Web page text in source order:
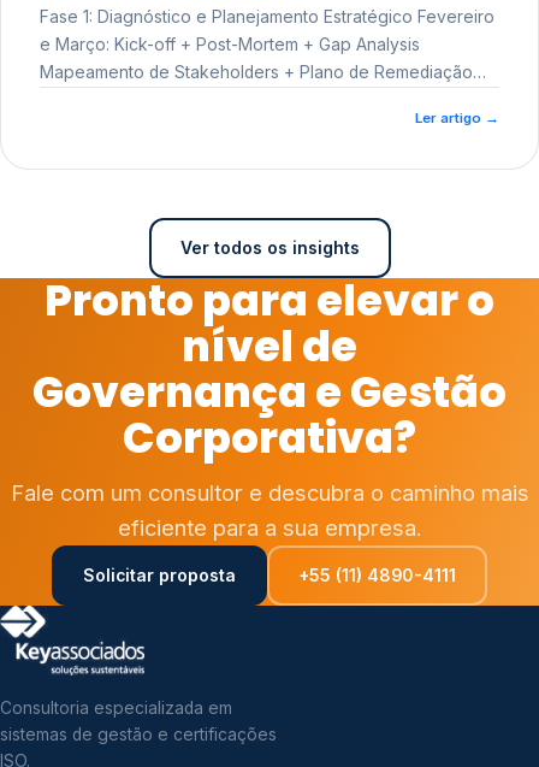
Fase 1: Diagnóstico e Planejamento Estratégico Fevereiro
e Março: Kick-off + Post-Mortem + Gap Analysis
Mapeamento de Stakeholders + Plano de Remediação
Ler artigo →
Ver todos os insights
Pronto para elevar o
nível de
Governança e Gestão
Corporativa?
Fale com um consultor e descubra o caminho mais
eficiente para a sua empresa.
Solicitar proposta +55 (11) 4890-4111
Consultoria especializada em
sistemas de gestão e certificações
ISO.